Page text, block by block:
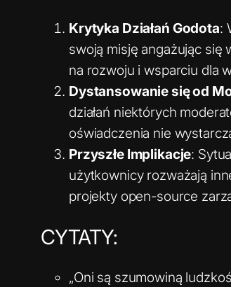
Krytyka Działań Godota:
swoją misję angażując
na rozwoju i wsparciu dla
Dystansowanie się od
działań niektórych
oświadczenia nie
Przyszłe Implikacje:
użytkownicy rozważają
projekty open-source
CYTATY:
„Oni są szumowiną